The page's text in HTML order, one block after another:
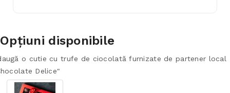
Opţiuni disponibile
o cutie cu trufe de ciocolată furnizate de partener local
Delice"